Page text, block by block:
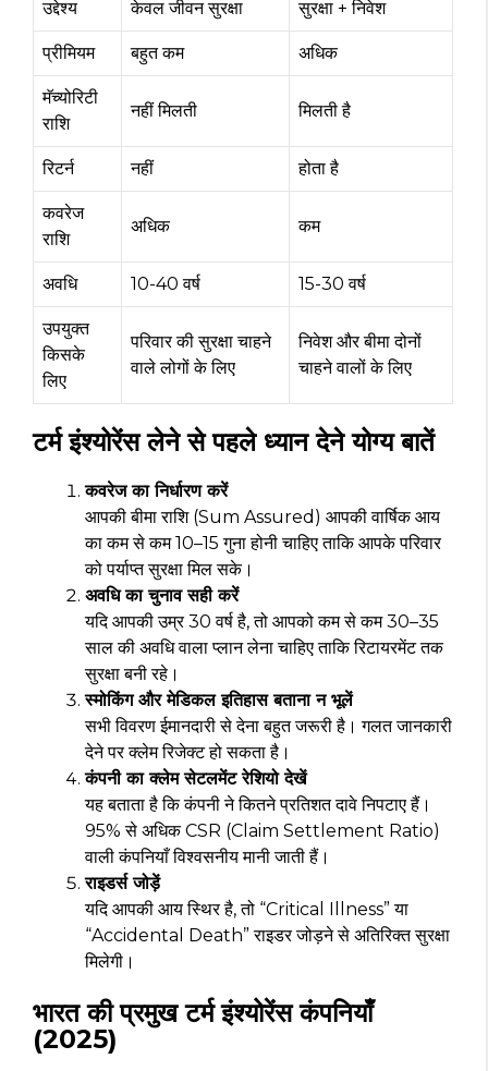
उद्देश्य केवल जीवन सुरक्षा सुरक्षा + निवेश
प्रीमियम बहुत कम अधिक
मॅच्योरिटी
राशि
नहीं मिलती मिलती है
रिटर्न नहीं होता है
कवरेज
राशि
अधिक कम
अवधि 10-40 वर्ष 15-30 वर्ष
उपयुक्त
किसके
लिए
परिवार की सुरक्षा चाहने
वाले लोगों के लिए
निवेश और बीमा दोनों
चाहने वालों के लिए
टर्म इंश्योरेंस लेने से पहले ध्यान देने योग्य बातें
कवरेज का निर्धारण करें
आपकी बीमा राशि (Sum Assured) आपकी वार्षिक आय
का कम से कम 10–15 गुना होनी चाहिए ताकि आपके परिवार
को पर्याप्त सुरक्षा मिल सके।
अवधि का चुनाव सही करें
यदि आपकी उम्र 30 वर्ष है, तो आपको कम से कम 30–35
साल की अवधि वाला प्लान लेना चाहिए ताकि रिटायरमेंट तक
सुरक्षा बनी रहे।
स्मोकिंग और मेडिकल इतिहास बताना न भूलें
सभी विवरण ईमानदारी से देना बहुत जरूरी है। गलत जानकारी
देने पर क्लेम रिजेक्ट हो सकता है।
कंपनी का क्लेम सेटलमेंट रेशियो देखें
यह बताता है कि कंपनी ने कितने प्रतिशत दावे निपटाए हैं।
95% से अधिक CSR (Claim Settlement Ratio)
वाली कंपनियाँ विश्वसनीय मानी जाती हैं।
राइडर्स जोड़ें
यदि आपकी आय स्थिर है, तो “Critical Illness” या
“Accidental Death” राइडर जोड़ने से अतिरिक्त सुरक्षा
मिलेगी।
भारत की प्रमुख टर्म इंश्योरेंस कंपनियाँ
(2025)